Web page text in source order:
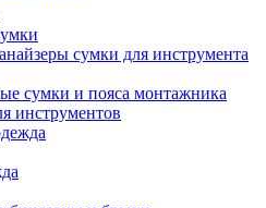
сумки для инструмента
сумки и пояса монтажника
инструментов